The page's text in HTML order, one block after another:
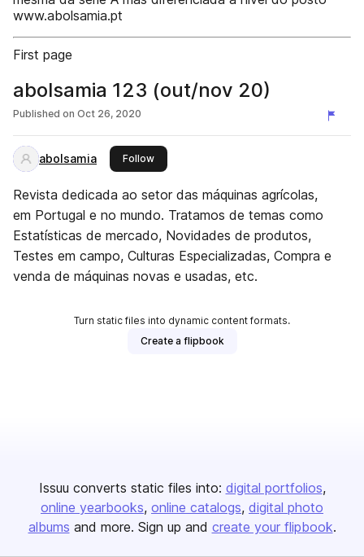
www.abolsamia.pt
First page
abolsamia 123 (out/nov 20)
Published on Oct 26, 2020
abolsamia Followthis publisher
Revista dedicada ao setor das máquinas agrícolas,
em Portugal e no mundo. Tratamos de temas como
Estatísticas de mercado, Novidades de produtos,
Testes em campo, Culturas Especializadas, Compra e
venda de máquinas novas e usadas, etc.
Turn static files into dynamic content formats.
Create a flipbook
Issuu converts static files into: digital portfolios
online yearbooks online catalogs digital photo
albums and more. Sign up and create your flipbook.